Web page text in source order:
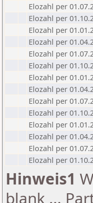
Elozahl per
Elozahl per
Elozahl per
Elozahl per
Elozahl per
Elozahl per
Elozahl per
Elozahl per
Elozahl per
Elozahl per
Elozahl per
Elozahl per
Elozahl per
Elozahl per
Hinweis1
blank ...